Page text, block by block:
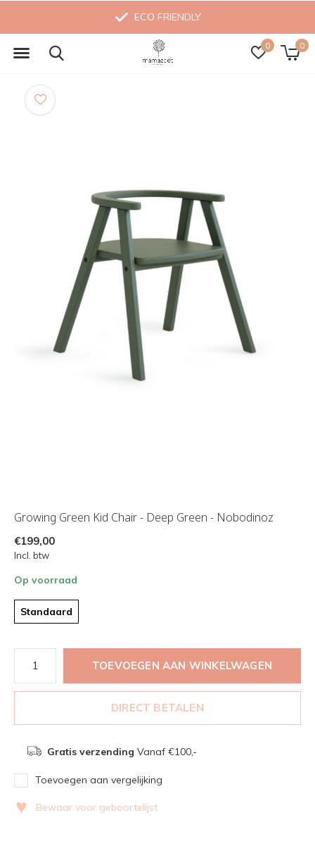
0 0
ECO FRIENDLY
Growing Green Kid Chair - Deep Green - Nobodinoz
€199,00
Incl. btw
Op voorraad
Standaard
TOEVOEGEN AAN WINKELWAGEN
DIRECT BETALEN
Gratis verzending Vanaf €100,-
Toevoegen aan vergelijking
♥ Bewaar voor geboortelijst